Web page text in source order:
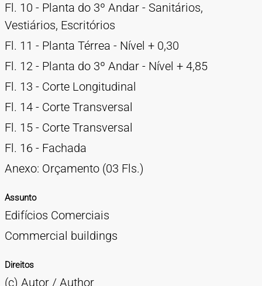
Fl. 10 - Planta do 3º Andar - Sanitários,
Vestiários, Escritórios
Fl. 11 - Planta Térrea - Nível + 0,30
Fl. 12 - Planta do 3º Andar - Nível + 4,85
Fl. 13 - Corte Longitudinal
Fl. 14 - Corte Transversal
Fl. 15 - Corte Transversal
Fl. 16 - Fachada
Anexo: Orçamento (03 Fls.)
Assunto
Edifícios Comerciais
Commercial buildings
Direitos
(c) Autor / Author